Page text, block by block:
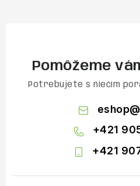
Pomôžeme
Potrebujete s niečím
eshop@
+421
+421